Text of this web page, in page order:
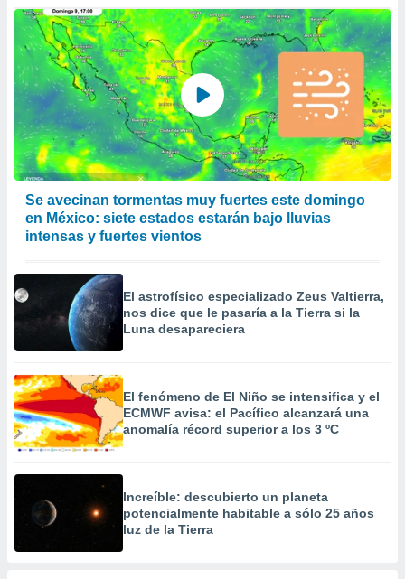
Se avecinan tormentas muy fuertes este domingo
en México: siete estados estarán bajo lluvias
intensas y fuertes vientos
El astrofísico especializado Zeus Valtierra,
nos dice que le pasaría a la Tierra si la
Luna desapareciera
El fenómeno de El Niño se intensifica y el
ECMWF avisa: el Pacífico alcanzará una
anomalía récord superior a los 3 ºC
Increíble: descubierto un planeta
potencialmente habitable a sólo 25 años
luz de la Tierra